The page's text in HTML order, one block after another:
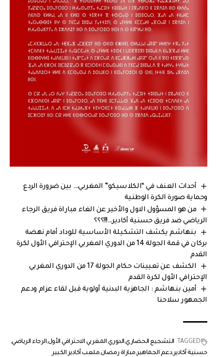
أحداث العنف في “الكلاسيكو” المغربي… بين ضرورة الردع
وحماية صورة الكرة الوطنية
من هو المسؤول الاول والأخير عن الغاء مباراة فريق الرجاء
الرياضي ضد فريق حسنية أكادير…!!!؟؟؟
بنهاشم يكشف التشكيلة الأساسية للوداد أمام نهضة
بركان في قمة الجولة 14 من الدوري المغربي الإحترافي الأول لكرة
القدم
الكشف عن تعيينات حكام الجولة 17 من الدوري المغربي
الإحترافي الأول لكرة القدم
أمين بنهاشم : الجاهزية البدنية أولوية قبل لقاء عزام ودعم
الجمهور سلاحنا
TAGGED: التشجيع الحضاري الدوري المغربي الاحترافي الأولالرجاء الرياضي
حسنية أكاديردعم الجماهير مباراة رمضانملعب أكادير الكبير